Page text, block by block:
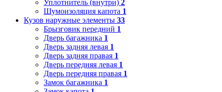
Уплотнитель (внутри) 2
Шумоизоляция капота 1
Кузов наружные элементы 33
Брызговик передний 1
Дверь багажника 1
Дверь задняя левая 1
Дверь задняя правая 1
Дверь передняя левая 1
Дверь передняя правая 1
Замок багажника 1